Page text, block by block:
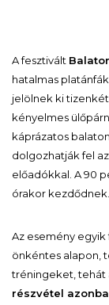
A fesztivált
hatalmas
jelölnek ki
kényelmes
káprázatos
dolgozhatják fel
előadókkal. A 90
órakor kezdődnek.
Az esemény
önkéntes alapon,
tréningeket, tehát
részvétel